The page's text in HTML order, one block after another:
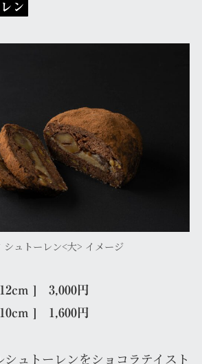
ン
シュトーレン<大> イメージ
] 3,000円
] 1,600円
ュトーレンをショコラテイスト